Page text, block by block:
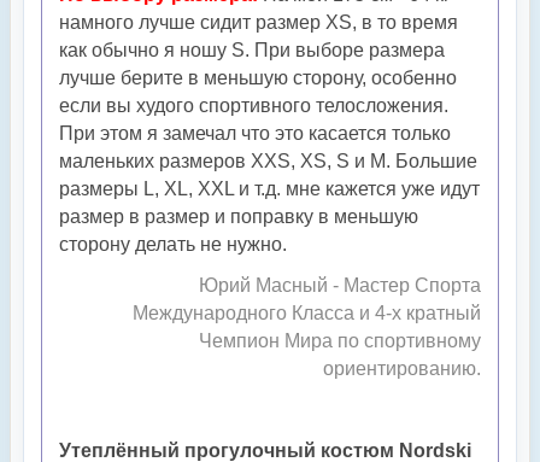
намного лучше сидит размер XS, в то время
как обычно я ношу S. При выборе размера
лучше берите в меньшую сторону, особенно
если вы худого спортивного телосложения.
При этом я замечал что это касается только
маленьких размеров XXS, XS, S и М. Большие
размеры L, XL, XXL и т.д. мне кажется уже идут
размер в размер и поправку в меньшую
сторону делать не нужно.
Юрий Масный - Мастер Спорта
Международного Класса и 4-х кратный
Чемпион Мира по спортивному
ориентированию.
Утеплённый прогулочный костюм Nordski